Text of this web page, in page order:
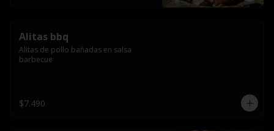
Alitas bbq
Alitas de pollo bañadas en salsa
barbecue
$7.490